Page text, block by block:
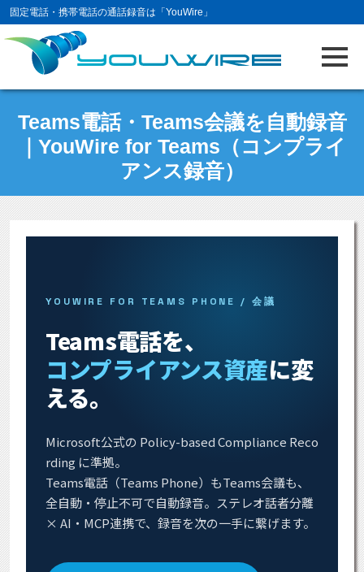
固定電話・携帯電話の通話録音は「YouWire」
Teams電話・Teams会議を自動録音
｜YouWire for Teams（コンプライ
アンス録音）
YOUWIRE FOR TEAMS PHONE / 会議
Teams電話を、
コンプライアンス資産に変
える。
Microsoft公式の Policy-based Compliance Reco
rding に準拠。
Teams電話（Teams Phone）もTeams会議も、
全自動・停止不可で自動録音。ステレオ話者分離
× AI・MCP連携で、録音を次の一手に繋げます。